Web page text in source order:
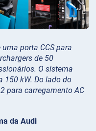
porta CCS para
de 50
O sistema
150 kW. Do lado do
para carregamento AC
da Audi